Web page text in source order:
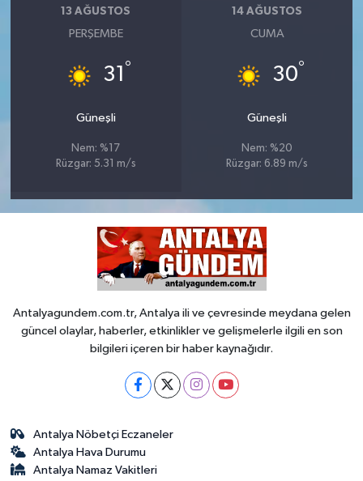
13 AĞUSTOS
PERŞEMBE
31 °
Güneşli
Nem: %17
Rüzgar: 5.31 m/s
14 AĞUSTOS
CUMA
30°
Güneşli
Nem: %20
Rüzgar: 6.89 m/s
Antalyagundem.com.tr, Antalya ili ve çevresinde meydana gelen
güncel olaylar, haberler, etkinlikler ve gelişmelerle ilgili en son
bilgileri içeren bir haber kaynağıdır.
Antalya Nöbetçi Eczaneler
Antalya Hava Durumu
Antalya Namaz Vakitleri